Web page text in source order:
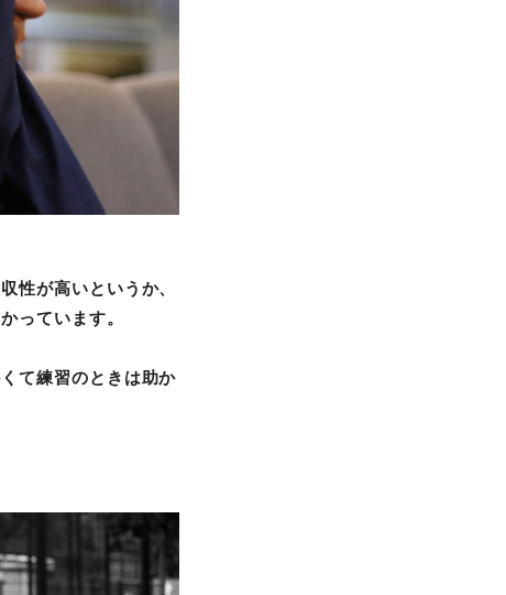
性が高いというか、
っています。
て練習のときは助か